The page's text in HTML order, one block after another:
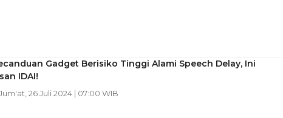
Gadget Berisiko Tinggi Alami Speech Delay, Ini
IDAI!
26 Juli 2024 | 07:00 WIB